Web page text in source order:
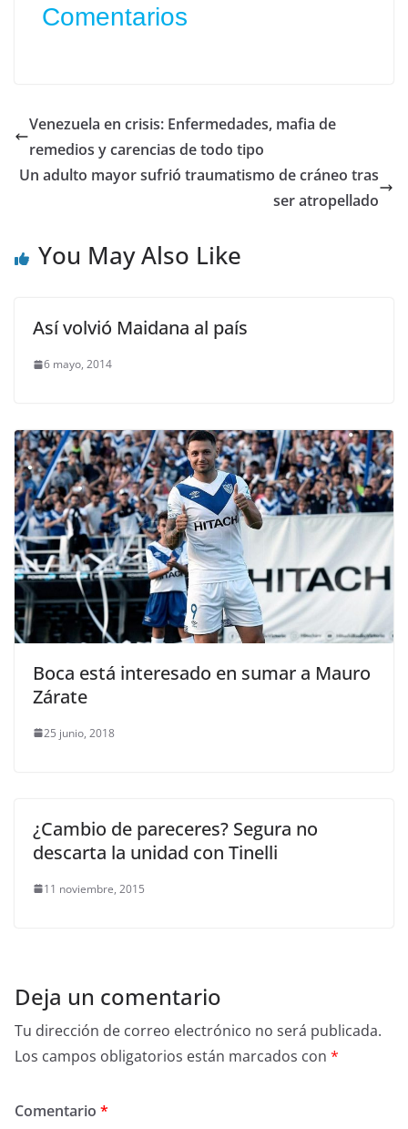
Comentarios
Venezuela en crisis: Enfermedades, mafia de
remedios y carencias de todo tipo
Un adulto mayor sufrió traumatismo de cráneo tras
ser atropellado
You May Also Like
Así volvió Maidana al país
6 mayo, 2014
Boca está interesado en sumar a Mauro
Zárate
25 junio, 2018
¿Cambio de pareceres? Segura no
descarta la unidad con Tinelli
11 noviembre, 2015
Deja un comentario
Tu dirección de correo electrónico no será publicada.
Los campos obligatorios están marcados con *
Comentario *